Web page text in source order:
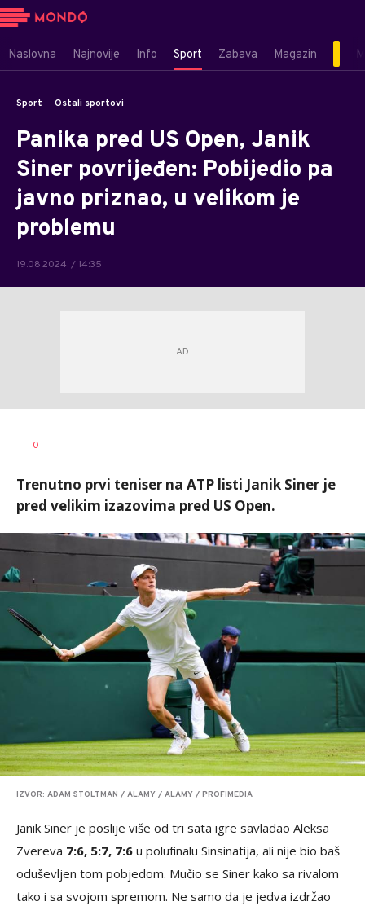
Naslovna Najnovije Info Sport Zabava Magazin
Sport Ostali sportovi
Panika pred US Open, Janik
Siner povrijeđen: Pobijedio pa
javno priznao, u velikom je
problemu
19.08.2024. / 14:35
0
Trenutno prvi teniser na ATP listi Janik Siner je
pred velikim izazovima pred US Open.
IZVOR: ADAM STOLTMAN / ALAMY / ALAMY / PROFIMEDIA
Janik Siner je poslije više od tri sata igre savladao Aleksa
Zvereva 7:6, 5:7, 7:6 u polufinalu Sinsinatija, ali nije bio baš
oduševljen tom pobjedom. Mučio se Siner kako sa rivalom
tako i sa svojom spremom. Ne samo da je jedva izdržao